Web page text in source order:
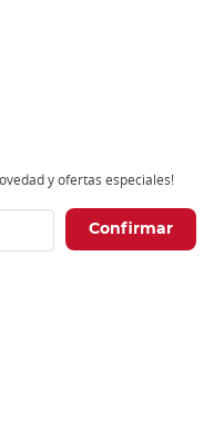
y ofertas especiales!